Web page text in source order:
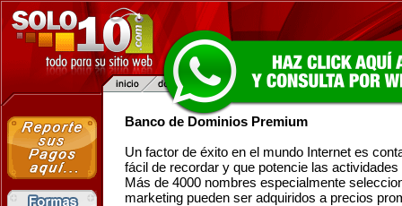
Banco de Dominios Premium
Un factor de éxito en el mundo Internet es
fácil de recordar y que potencie las
Más de 4000 nombres especialmente
marketing pueden ser adquiridos a precios